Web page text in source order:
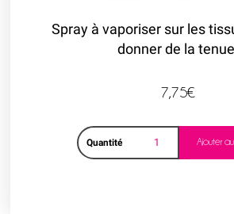
Spray à vaporiser sur les
donner de la
7,75€
Quantité Ajouter